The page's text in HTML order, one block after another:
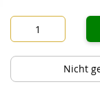
Nicht